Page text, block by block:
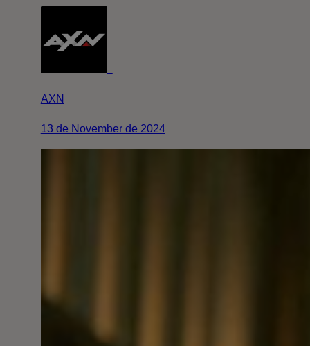
AXN
13 de November de 2024